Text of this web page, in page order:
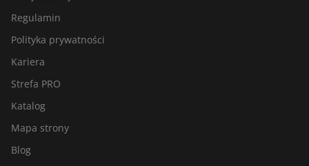
Regulamin
Polityka prywatności
Kariera
Strefa PRO
Katalog
Mapa strony
Blog